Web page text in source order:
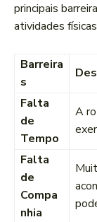
principais
atividades
Barreira
s
Falta
de
Tempo
A
Falta
de
Compa
nhia